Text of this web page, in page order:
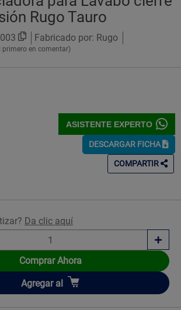
Rugo Tauro
Fabricado por: Rugo
primero en comentar)
ASISTENTE EXPERTO
DESCARGAR FICHA
COMPARTIR
Da clic aquí
Comprar Ahora
Añadir
Agregar al